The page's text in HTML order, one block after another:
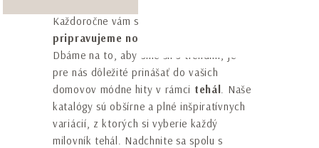
Každoročne vám s radosťou a nadšením
pripravujeme nový katalóg RUSTIQUE
Dbáme na to, aby sme šli s trendmi, je
pre nás dôležité prinášať do vašich
domovov módne hity v rámci tehál. Naše
katalógy sú obšírne a plné inšpiratívnych
variácií, z ktorých si vyberie každý
milovník tehál. Nadchnite sa spolu s
* Súhlasím so spracovaním mojich osobných
údajov podľa vyhlásenia o
údajov.
Prihlásim sa na odoberanie newslettrov